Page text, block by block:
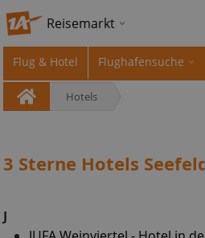
Reisemarkt
Flug & Hotel Flughafensuche
Hotels
3 Sterne Hotels
J